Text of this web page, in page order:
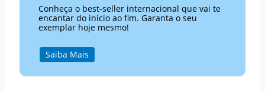
Conheça o best-seller internacional que vai te
encantar do início ao fim. Garanta o seu
exemplar hoje mesmo!
Saiba Mais